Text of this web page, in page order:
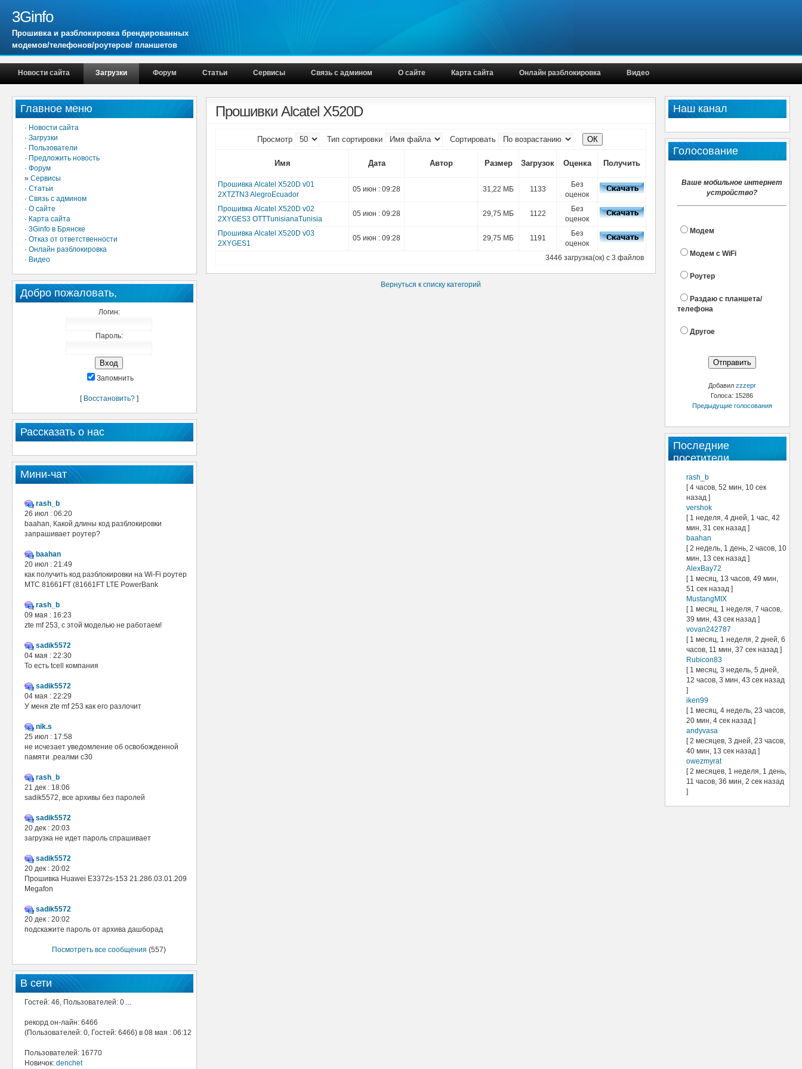
3Ginfo
Прошивка и разблокировка брендированных
модемов/телефонов/роутеров/ планшетов
Новости сайта Загрузки Форум Статьи Сервисы Связь с админом О сайте Карта сайта Онлайн разблокировка Видео
Наш канал
Голосование
Ваше мобильное интернет
устройство?
Модем
Модем с WiFi
Роутер
Раздаю с планшета/
телефона
Другое
Добавил zzzepr
Голоса: 15286
Предыдущие голосования
Последние
посетители
rash_b
[ 4 часов, 52 мин, 10 сек
назад ]
vershok
[ 1 неделя, 4 дней, 1 час, 42
мин, 31 сек назад ]
baahan
[ 2 недель, 1 день, 2 часов, 10
мин, 13 сек назад ]
AlexBay72
[ 1 месяц, 13 часов, 49 мин,
51 сек назад ]
MustangMIX
[ 1 месяц, 1 неделя, 7 часов,
39 мин, 43 сек назад ]
vovan242787
[ 1 месяц, 1 неделя, 2 дней, 6
часов, 11 мин, 37 сек назад ]
Rubicon83
[ 1 месяц, 3 недель, 5 дней,
12 часов, 3 мин, 43 сек назад
]
iken99
[ 1 месяц, 4 недель, 23 часов,
20 мин, 4 сек назад ]
andyvasa
[ 2 месяцев, 3 дней, 23 часов,
40 мин, 13 сек назад ]
owezmyrat
[ 2 месяцев, 1 неделя, 1 день,
11 часов, 36 мин, 2 сек назад
]
Главное меню
· Новости сайта
· Загрузки
· Пользователи
· Предложить новость
· Форум
» Сервисы
· Статьи
· Связь с админом
· О сайте
· Карта сайта
· 3Ginfo в Брянске
· Отказ от ответственности
· Онлайн разблокировка
· Видео
Добро пожаловать,
Логин:
Пароль:
Запомнить
[ Восстановить?]
Рассказать о нас
Мини-чат
rash_b
26 июл : 06:20
baahan, Какой длины код разблокировки
запрашивает роутер?
baahan
20 июл : 21:49
как получить код разблокировки на Wi-Fi роутер
МТС 81661FT (81661FT LTE PowerBank
rash_b
09 мая : 16:23
zte mf 253, с этой моделью не работаем!
sadik5572
04 мая : 22:30
То есть tcell компания
sadik5572
04 мая : 22:29
У меня zte mf 253 как его разлочит
nik.s
25 июл : 17:58
не исчезает уведомление об освобожденной
памяти .реалми с30
rash_b
21 дек : 18:06
sadik5572, все архивы без паролей
sadik5572
20 дек : 20:03
загрузка не идет пароль спрашивает
sadik5572
20 дек : 20:02
Прошивка Huawei E3372s-153 21.286.03.01.209
Megafon
sadik5572
20 дек : 20:02
подскажите пароль от архива дашборад
Посмотреть все сообщения (557)
В сети
Гостей: 46, Пользователей: 0 ...
рекорд он-лайн: 6466
(Пользователей: 0, Гостей: 6466) в 08 мая : 06:12
Пользователей: 16770
Новичок: denchet
Прошивки Alcatel X520D
Просмотр Тип сортировки Сортировать
Имя Дата Автор Размер Загрузок Оценка Получить
Прошивка Alcatel X520D v01
2XTZTN3 AlegroEcuador
05 июн : 09:28 31,22 МБ 1133
Без
оценок
Прошивка Alcatel X520D v02
2XYGES3 OTTTunisianaTunisia
05 июн : 09:28 29,75 МБ 1122
Без
оценок
Прошивка Alcatel X520D v03
2XYGES1
05 июн : 09:28 29,75 МБ 1191
Без
оценок
3446 загрузка(ок) с 3 файлов
Вернуться к списку категорий